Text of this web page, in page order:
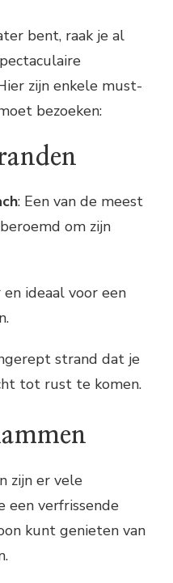
bent, raak je al
zijn enkele must-
bezoeken:
: Een van de meest
om zijn
ideaal voor een
strand dat je
tot rust te komen.
zijn er vele
een verfrissende
kunt genieten van